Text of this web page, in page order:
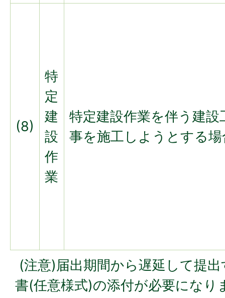
(8)
特
定
建
設
作
業
特定建設作業を伴う建設
事を施工しようとする場
(注意)届出期間から遅延して提
書(任意様式)の添付が必要になり